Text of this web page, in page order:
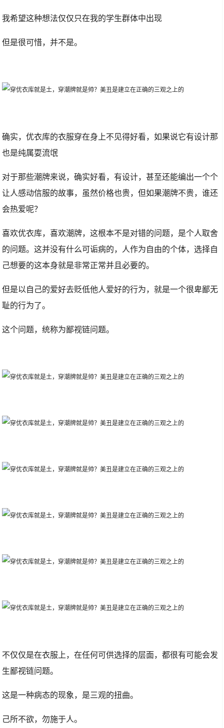
我希望这种想法仅仅只在我的学生群体中出现
但是很可惜，并不是。
确实，优衣库的衣服穿在身上不见得好看，如果说它有设计那
也是纯属耍流氓
对于那些潮牌来说，确实好看，有设计，甚至还能编出一个个
让人感动信服的故事，虽然价格也贵，但如果潮牌不贵，谁还
会热爱呢？
喜欢优衣库，喜欢潮牌，这根本不是对错的问题，是个人取舍
的问题。这并没有什么可诟病的，人作为自由的个体，选择自
己想要的这本身就是非常正常并且必要的。
但是以自己的爱好去贬低他人爱好的行为，就是一个很卑鄙无
耻的行为了。
这个问题，统称为鄙视链问题。
不仅仅是在衣服上，在任何可供选择的层面，都很有可能会发
生鄙视链问题。
这是一种病态的现象，是三观的扭曲。
己所不欲，勿施于人。